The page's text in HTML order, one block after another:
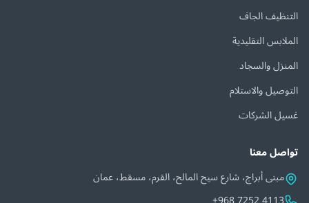
التنظيف الجاف
الملابس التقليدية
المنزل والسجاد
التوصيل والاستلام
غسيل الشركات
تواصل معنا
مبنى أبراج، شارع سيح المالح، القرم، مسقط، عمان